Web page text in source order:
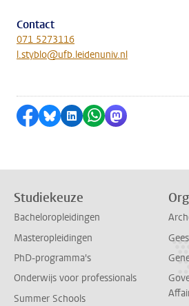
Contact
071 5273116
l.styblo@ufb.leidenuniv.nl
Delen op Facebook
Delen via Bluesky
Delen op LinkedIn
Delen via
Delen via
Studiekeuze
Bacheloropleidingen
Masteropleidingen
PhD-programma's
Onderwijs voor professionals
Summer Schools